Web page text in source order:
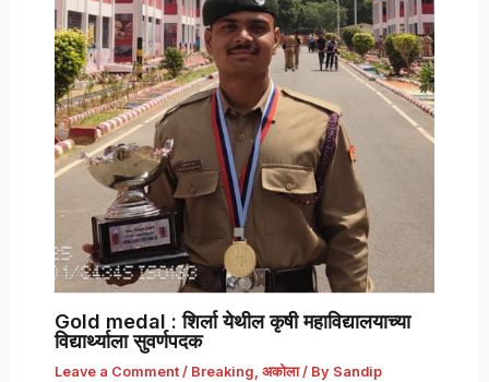
Gold medal : शिर्ला येथील कृषी महाविद्यालयाच्या
विद्यार्थ्याला सुवर्णपदक
Leave a Comment / Breaking, अकोला/ By Sandip